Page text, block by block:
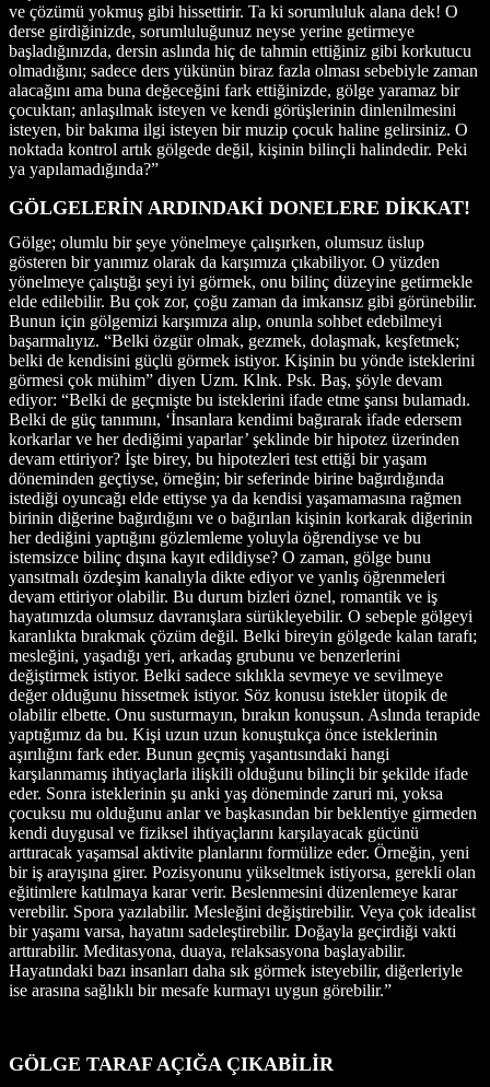
ve çözümü yokmuş gibi hissettirir. Ta ki sorumluluk alana dek! O
derse girdiğinizde, sorumluluğunuz neyse yerine getirmeye
başladığınızda, dersin aslında hiç de tahmin ettiğiniz gibi korkutucu
olmadığını; sadece ders yükünün biraz fazla olması sebebiyle zaman
alacağını ama buna değeceğini fark ettiğinizde, gölge yaramaz bir
çocuktan; anlaşılmak isteyen ve kendi görüşlerinin dinlenilmesini
isteyen, bir bakıma ilgi isteyen bir muzip çocuk haline gelirsiniz. O
noktada kontrol artık gölgede değil, kişinin bilinçli halindedir. Peki
ya yapılamadığında?”
GÖLGELERİN ARDINDAKİ DONELERE DİKKAT!
Gölge; olumlu bir şeye yönelmeye çalışırken, olumsuz üslup
gösteren bir yanımız olarak da karşımıza çıkabiliyor. O yüzden
yönelmeye çalıştığı şeyi iyi görmek, onu bilinç düzeyine getirmekle
elde edilebilir. Bu çok zor, çoğu zaman da imkansız gibi görünebilir.
Bunun için gölgemizi karşımıza alıp, onunla sohbet edebilmeyi
başarmalıyız. “Belki özgür olmak, gezmek, dolaşmak, keşfetmek;
belki de kendisini güçlü görmek istiyor. Kişinin bu yönde isteklerini
görmesi çok mühim” diyen Uzm. Klnk. Psk. Baş, şöyle devam
ediyor: “Belki de geçmişte bu isteklerini ifade etme şansı bulamadı.
Belki de güç tanımını, ‘İnsanlara kendimi bağırarak ifade edersem
korkarlar ve her dediğimi yaparlar’ şeklinde bir hipotez üzerinden
devam ettiriyor? İşte birey, bu hipotezleri test ettiği bir yaşam
döneminden geçtiyse, örneğin; bir seferinde birine bağırdığında
istediği oyuncağı elde ettiyse ya da kendisi yaşamamasına rağmen
birinin diğerine bağırdığını ve o bağırılan kişinin korkarak diğerinin
her dediğini yaptığını gözlemleme yoluyla öğrendiyse ve bu
istemsizce bilinç dışına kayıt edildiyse? O zaman, gölge bunu
yansıtmalı özdeşim kanalıyla dikte ediyor ve yanlış öğrenmeleri
devam ettiriyor olabilir. Bu durum bizleri öznel, romantik ve iş
hayatımızda olumsuz davranışlara sürükleyebilir. O sebeple gölgeyi
karanlıkta bırakmak çözüm değil. Belki bireyin gölgede kalan tarafı;
mesleğini, yaşadığı yeri, arkadaş grubunu ve benzerlerini
değiştirmek istiyor. Belki sadece sıklıkla sevmeye ve sevilmeye
değer olduğunu hissetmek istiyor. Söz konusu istekler ütopik de
olabilir elbette. Onu susturmayın, bırakın konuşsun. Aslında terapide
yaptığımız da bu. Kişi uzun uzun konuştukça önce isteklerinin
aşırılığını fark eder. Bunun geçmiş yaşantısındaki hangi
karşılanmamış ihtiyaçlarla ilişkili olduğunu bilinçli bir şekilde ifade
eder. Sonra isteklerinin şu anki yaş döneminde zaruri mi, yoksa
çocuksu mu olduğunu anlar ve başkasından bir beklentiye girmeden
kendi duygusal ve fiziksel ihtiyaçlarını karşılayacak gücünü
arttıracak yaşamsal aktivite planlarını formülize eder. Örneğin, yeni
bir iş arayışına girer. Pozisyonunu yükseltmek istiyorsa, gerekli olan
eğitimlere katılmaya karar verir. Beslenmesini düzenlemeye karar
verebilir. Spora yazılabilir. Mesleğini değiştirebilir. Veya çok idealist
bir yaşamı varsa, hayatını sadeleştirebilir. Doğayla geçirdiği vakti
arttırabilir. Meditasyona, duaya, relaksasyona başlayabilir.
Hayatındaki bazı insanları daha sık görmek isteyebilir, diğerleriyle
ise arasına sağlıklı bir mesafe kurmayı uygun görebilir.”
GÖLGE TARAF AÇIĞA ÇIKABİLİR